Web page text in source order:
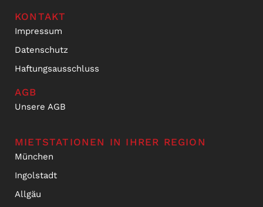
KONTAKT
Impressum
Datenschutz
Haftungsausschluss
AGB
Unsere AGB
MIETSTATIONEN IN IHRER REGION
München
Ingolstadt
Allgäu